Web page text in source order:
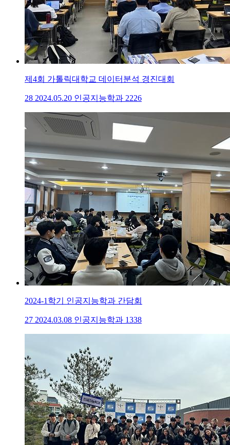
제4회 가톨릭대학교 데이터분석 경진대회
28 2024.05.20 인공지능학과 2226
2024-1학기 인공지능학과 간담회
27 2024.03.08 인공지능학과 1338